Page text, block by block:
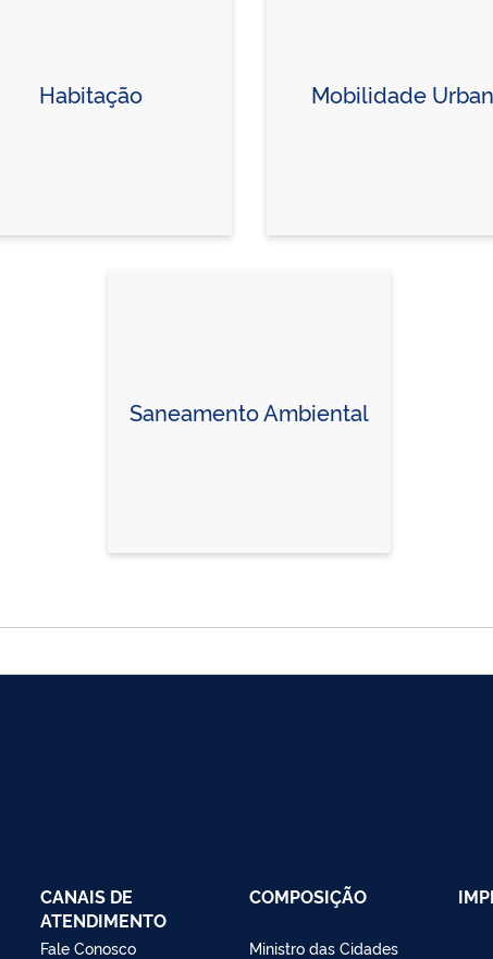
Habitação Mobilidade
Saneamento Ambiental
CANAIS DE
ATENDIMENTO
Fale Conosco
COMPOSIÇÃO
Ministro das Cidades